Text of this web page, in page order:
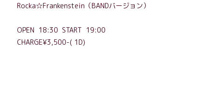
Rocka☆Frankenstein（BANDバージョン）
OPEN 18:30 START 19:00
CHARGE¥3,500-( 1D)